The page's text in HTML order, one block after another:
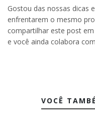
Gostou das nossas dicas
enfrentarem o mesmo
compartilhar este post
e você ainda colabora
VOCÊ